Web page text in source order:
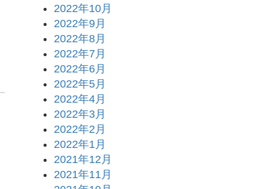
2022年10月
2022年9月
2022年8月
2022年7月
2022年6月
2022年5月
2022年4月
2022年3月
2022年2月
2022年1月
2021年12月
2021年11月